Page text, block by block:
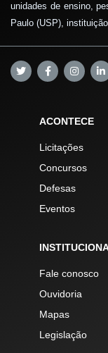
unidades de ensino,
Paulo (USP),
ACONTECE
Licitações
Concursos
Defesas
Eventos
Fale conosco
Ouvidoria
Mapas
Legislação